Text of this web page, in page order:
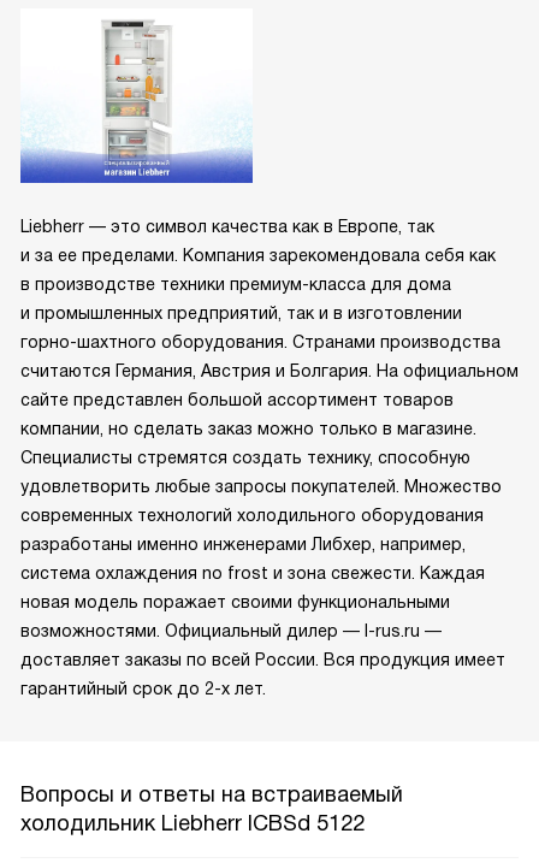
Liebherr — это символ качества как в Европе, так
и за ее пределами. Компания зарекомендовала себя как
в производстве техники премиум-класса для дома
и промышленных предприятий, так и в изготовлении
горно-шахтного оборудования. Странами производства
считаются Германия, Австрия и Болгария. На официальном
сайте представлен большой ассортимент товаров
компании, но сделать заказ можно только в магазине.
Специалисты стремятся создать технику, способную
удовлетворить любые запросы покупателей. Множество
современных технологий холодильного оборудования
разработаны именно инженерами Либхер, например,
система охлаждения no frost и зона свежести. Каждая
новая модель поражает своими функциональными
возможностями. Официальный дилер — l-rus.ru —
доставляет заказы по всей России. Вся продукция имеет
гарантийный срок до 2-х лет.
Вопросы и ответы на встраиваемый
холодильник Liebherr ICBSd 5122